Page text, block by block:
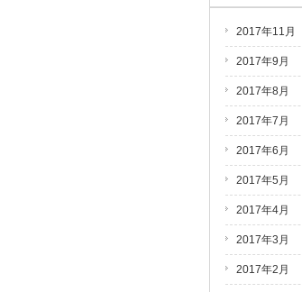
2017年11月
2017年9月
2017年8月
2017年7月
2017年6月
2017年5月
2017年4月
2017年3月
2017年2月